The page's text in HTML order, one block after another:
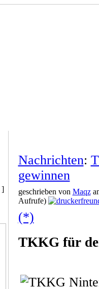
]
Nachrichten:
gewinnen
geschrieben von Maqz
Aufrufe)
(*)
TKKG für